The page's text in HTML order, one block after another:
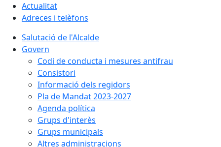
Actualitat
Adreces i telèfons
Salutació de l'Alcalde
Govern
Codi de conducta i mesures antifrau
Consistori
Informació dels regidors
Pla de Mandat 2023-2027
Agenda política
Grups d'interès
Grups municipals
Altres administracions